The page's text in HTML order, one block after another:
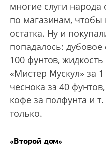
многие слуги народа
по магазинам, чтобы
остатка. Ну и
попадалось: дубовое
100 фунтов,
«Мистер Мускул» за 1
чеснока за 40
кофе за полфунта и
только.
«Второй дом»